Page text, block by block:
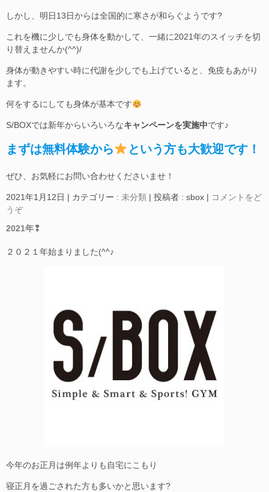
しかし、明日13日からは全国的に寒さが和らぐようです?
これを機に少しでも身体を動かして、一緒に2021年のスイッチを切
り替えませんか(^^)/
身体が動きやすい時に代謝を少しでも上げていると、免疫もあがり
ます。
何をするにしても身体が基本です
S/BOXでは新年からいろいろなキャンペーンを実施中です♪
まずは無料体験から という方も大歓迎です！
ぜひ、お気軽にお問い合わせくださいませ！
2021年1月12日 | カテゴリー : 未分類 | 投稿者 : sbox | コメントをど
うぞ
2021年❢
２０２１年始まりました(^^♪
今年のお正月は例年よりも自宅にこもり
寝正月を過ごされた方も多いかと思います?